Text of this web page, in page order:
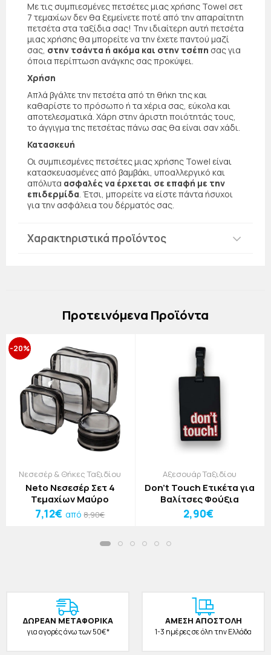
Με τις συμπιεσμένες πετσέτες μιας χρήσης Towel σετ
7 τεμαχίων δεν θα ξεμείνετε ποτέ από την απαραίτητη
πετσέτα στα ταξίδια σας! Την ιδιαίτερη αυτή πετσέτα
μιας χρήσης θα μπορείτε να την έχετε παντού μαζί
σας, στην τσάντα ή ακόμα και στην τσέπη σας για
όποια περίπτωση ανάγκης σας προκύψει.
Χρήση
Απλά βγάλτε την πετσέτα από τη θήκη της και
καθαρίστε το πρόσωπο ή τα χέρια σας, εύκολα και
αποτελεσματικά. Χάρη στην άριστη ποιότητάς τους,
το άγγιγμα της πετσέτας πάνω σας θα είναι σαν χάδι.
Κατασκευή
Οι συμπιεσμένες πετσέτες μιας χρήσης Towel είναι
κατασκευασμένες από βαμβάκι, υποαλλεργικό και
απόλυτα ασφαλές να έρχεται σε επαφή με την
επιδερμίδα. Έτσι, μπορείτε να είστε πάντα ήσυχοι
για την ασφάλεια του δέρματός σας.
Χαρακτηριστικά προϊόντος
Πρoτεινόμενα Προϊόντα
-20%
Νεσεσέρ & Θήκες Ταξιδίου
Neto Νεσεσέρ Σετ 4
Τεμαχίων Μαύρο
7,12€ από8,90€
Αξεσουάρ Ταξιδίου
Don't Touch Ετικέτα για
Βαλίτσες Φούξια
2,90€
ΔΩΡΕAΝ ΜΕΤΑΦΟΡΙΚΑ
για αγορές άνω των 50€*
ΑΜΕΣΗ ΑΠΟΣΤΟΛΗ
1-3 ημέρες σε όλη την Ελλάδα